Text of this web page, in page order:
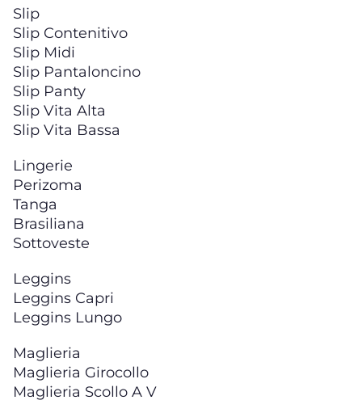
Slip
Slip Contenitivo
Slip Midi
Slip Pantaloncino
Slip Panty
Slip Vita Alta
Slip Vita Bassa
Lingerie
Perizoma
Tanga
Brasiliana
Sottoveste
Leggins
Leggins Capri
Leggins Lungo
Maglieria
Maglieria Girocollo
Maglieria Scollo A V